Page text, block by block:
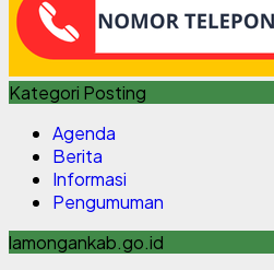
Kategori Posting
Agenda
Berita
Informasi
Pengumuman
lamongankab.go.id